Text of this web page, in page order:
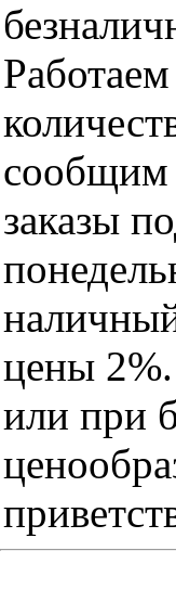
сообщим
заказы
цены
или при